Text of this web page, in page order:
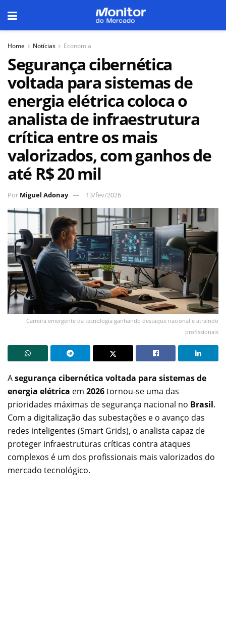
Home Notícias Economia
Segurança cibernética
voltada para sistemas de
energia elétrica coloca o
analista de infraestrutura
crítica entre os mais
valorizados, com ganhos de
até R$ 20 mil
Por Miguel Adonay 13/fev/2026
Carreira emergente da tecnologia ganhando destaque nacional e atraindo
profissionais
Asegurança cibernética voltada para sistemas de
energia elétrica em 2026tornou-se uma das
prioridades máximas de segurança nacional no Brasil.
Com a digitalização das subestações e o avanço das
redes inteligentes (Smart Grids), o analista capaz de
proteger infraestruturas críticas contra ataques
complexos é um dos profissionais mais valorizados do
mercado tecnológico.